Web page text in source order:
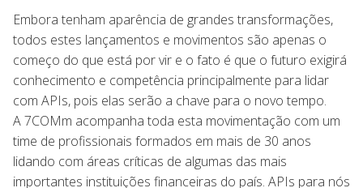
Embora tenham aparência de grandes transformações,
todos estes lançamentos e movimentos são apenas o
começo do que está por vir e o fato é que o futuro exigirá
conhecimento e competência principalmente para lidar
com APIs, pois elas serão a chave para o novo tempo.
A 7COMm acompanha toda esta movimentação com um
time de profissionais formados em mais de 30 anos
lidando com áreas críticas de algumas das mais
importantes instituições financeiras do país. APIs para nós